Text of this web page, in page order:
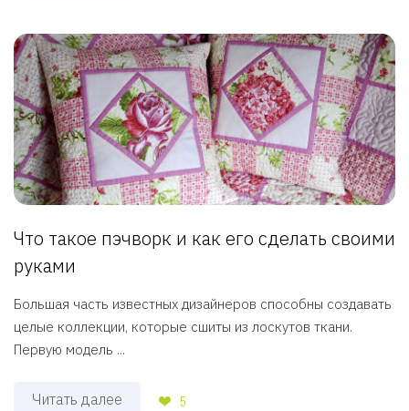
Что такое пэчворк и как его сделать своими
руками
Большая часть известных дизайнеров способны создавать
целые коллекции, которые сшиты из лоскутов ткани.
Первую модель ...
Читать далее 5